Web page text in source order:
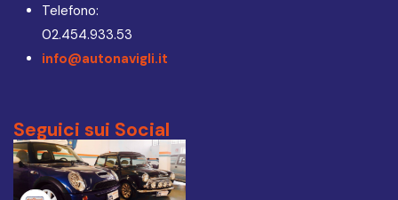
Telefono:
02.454.933.53
info@autonavigli.it
Seguici sui Social